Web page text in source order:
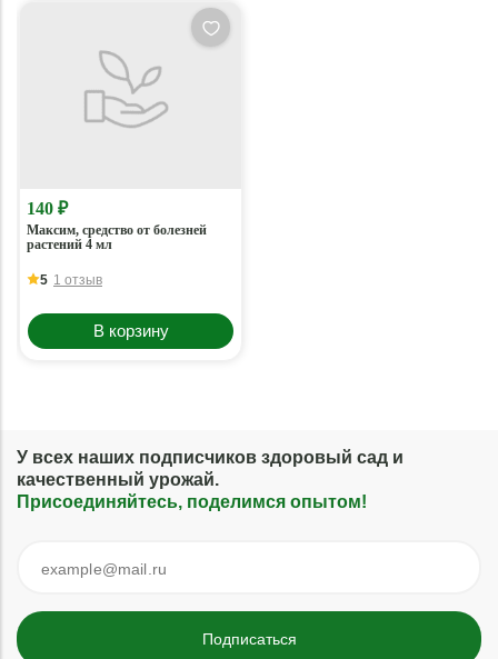
140 ₽
Максим, средство от болезней
растений 4 мл
5 1 отзыв
В корзину
У всех наших подписчиков здоровый сад и
качественный урожай.
Присоединяйтесь, поделимся опытом!